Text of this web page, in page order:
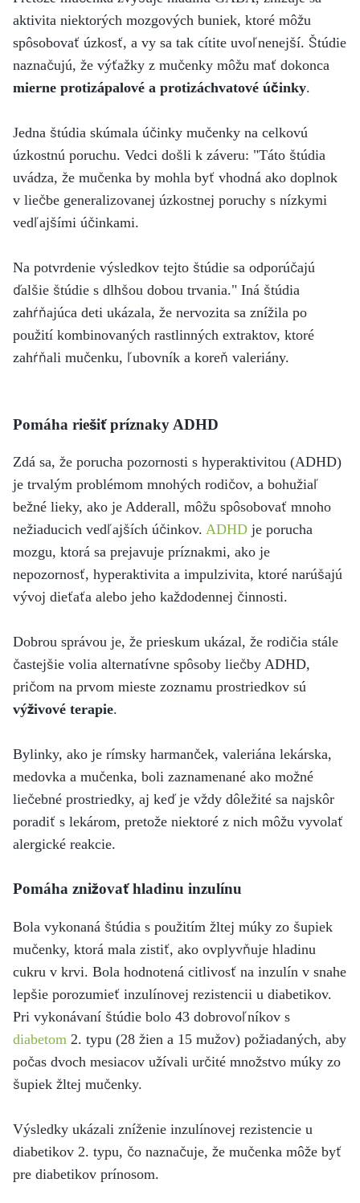
aktivita niektorých mozgových buniek, ktoré môžu
spôsobovať úzkosť, a vy sa tak cítite uvoľnenejší. Štúdie
naznačujú, že výťažky z mučenky môžu mať dokonca
mierne protizápalové a protizáchvatové účinky.
Jedna štúdia skúmala účinky mučenky na celkovú
úzkostnú poruchu. Vedci došli k záveru: "Táto štúdia
uvádza, že mučenka by mohla byť vhodná ako doplnok
v liečbe generalizovanej úzkostnej poruchy s nízkymi
vedľajšími účinkami.
Na potvrdenie výsledkov tejto štúdie sa odporúčajú
ďalšie štúdie s dlhšou dobou trvania." Iná štúdia
zahŕňajúca deti ukázala, že nervozita sa znížila po
použití kombinovaných rastlinných extraktov, ktoré
zahŕňali mučenku, ľubovník a koreň valeriány.
Pomáha riešiť príznaky ADHD
Zdá sa, že porucha pozornosti s hyperaktivitou (ADHD)
je trvalým problémom mnohých rodičov, a bohužiaľ
bežné lieky, ako je Adderall, môžu spôsobovať mnoho
nežiaducich vedľajších účinkov. ADHD je porucha
mozgu, ktorá sa prejavuje príznakmi, ako je
nepozornosť, hyperaktivita a impulzivita, ktoré narúšajú
vývoj dieťaťa alebo jeho každodennej činnosti.
Dobrou správou je, že prieskum ukázal, že rodičia stále
častejšie volia alternatívne spôsoby liečby ADHD,
pričom na prvom mieste zoznamu prostriedkov sú
výživové terapie.
Bylinky, ako je rímsky harmanček, valeriána lekárska,
medovka a mučenka, boli zaznamenané ako možné
liečebné prostriedky, aj keď je vždy dôležité sa najskôr
poradiť s lekárom, pretože niektoré z nich môžu vyvolať
alergické reakcie.
Pomáha znižovať hladinu inzulínu
Bola vykonaná štúdia s použitím žltej múky zo šupiek
mučenky, ktorá mala zistiť, ako ovplyvňuje hladinu
cukru v krvi. Bola hodnotená citlivosť na inzulín v snahe
lepšie porozumieť inzulínovej rezistencii u diabetikov.
Pri vykonávaní štúdie bolo 43 dobrovoľníkov s
diabetom 2. typu (28 žien a 15 mužov) požiadaných, aby
počas dvoch mesiacov užívali určité množstvo múky zo
šupiek žltej mučenky.
Výsledky ukázali zníženie inzulínovej rezistencie u
diabetikov 2. typu, čo naznačuje, že mučenka môže byť
pre diabetikov prínosom.